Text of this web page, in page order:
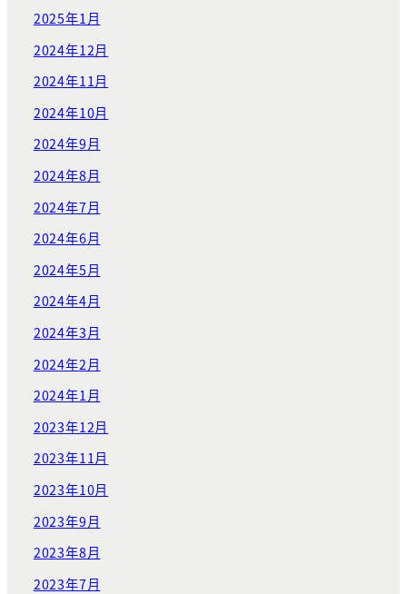
2025年1月
2024年12月
2024年11月
2024年10月
2024年9月
2024年8月
2024年7月
2024年6月
2024年5月
2024年4月
2024年3月
2024年2月
2024年1月
2023年12月
2023年11月
2023年10月
2023年9月
2023年8月
2023年7月